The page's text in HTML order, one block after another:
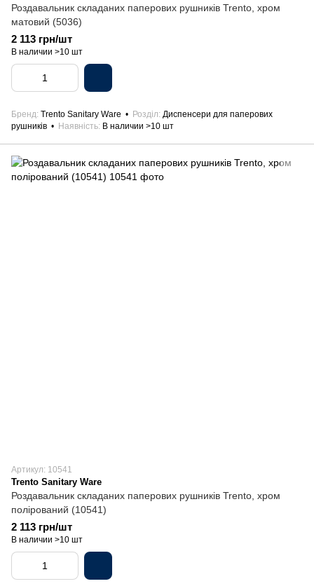
Роздавальник складаних паперових рушників Trento, хром
матовий (5036)
2 113 грн/шт
В наличии >10 шт
Бренд Trento Sanitary Ware Розділ Диспенсери для паперових
рушників
Наявність В наличии >10 шт
Артикул: 10541
Trento Sanitary Ware
Роздавальник складаних паперових рушників Trento, хром
полірований (10541)
2 113 грн/шт
В наличии >10 шт